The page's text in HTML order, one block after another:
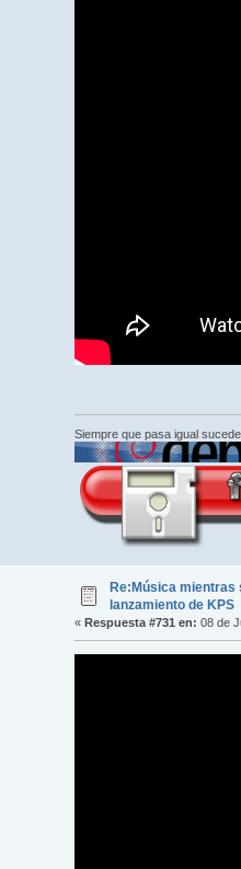
Siempre que pasa igual
Re:Música mientras
lanzamiento de KPS
« Respuesta #731 en: 08 de